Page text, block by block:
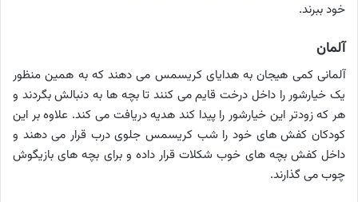
خود ببرند.
آلمان
آلمانی کمی هیجان به هدایای کریسمس می دهند که به همین منظور
یک خیارشور را داخل درخت قایم می کنند تا بچه ها به دنبالش بگردند و
هر که زودتر این خیارشور را پیدا کند هدیه دریافت می کند. علاوه بر این
کودکان کفش های خود را شب کریسمس جلوی درب قرار می دهند و
داخل کفش بچه های خوب شکلات قرار داده و برای بچه های بازیگوش
چوب می گذارند.